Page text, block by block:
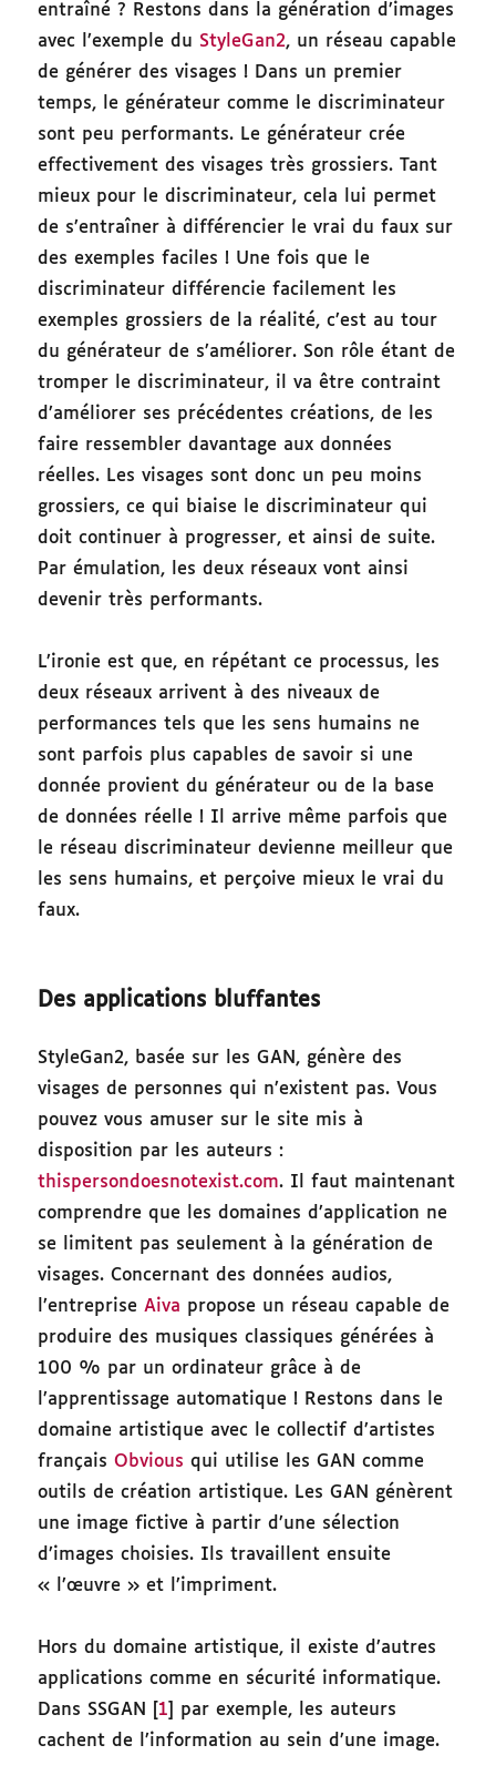
entraîné ? Restons dans la génération d’images
avec l’exemple du StyleGan2, un réseau capable
de générer des visages ! Dans un premier
temps, le générateur comme le discriminateur
sont peu performants. Le générateur crée
effectivement des visages très grossiers. Tant
mieux pour le discriminateur, cela lui permet
de s’entraîner à différencier le vrai du faux sur
des exemples faciles ! Une fois que le
discriminateur différencie facilement les
exemples grossiers de la réalité, c’est au tour
du générateur de s’améliorer. Son rôle étant de
tromper le discriminateur, il va être contraint
d’améliorer ses précédentes créations, de les
faire ressembler davantage aux données
réelles. Les visages sont donc un peu moins
grossiers, ce qui biaise le discriminateur qui
doit continuer à progresser, et ainsi de suite.
Par émulation, les deux réseaux vont ainsi
devenir très performants.
L’ironie est que, en répétant ce processus, les
deux réseaux arrivent à des niveaux de
performances tels que les sens humains ne
sont parfois plus capables de savoir si une
donnée provient du générateur ou de la base
de données réelle ! Il arrive même parfois que
le réseau discriminateur devienne meilleur que
les sens humains, et perçoive mieux le vrai du
faux.
Des applications bluffantes
StyleGan2, basée sur les GAN, génère des
visages de personnes qui n’existent pas. Vous
pouvez vous amuser sur le site mis à
disposition par les auteurs :
thispersondoesnotexist.com. Il faut maintenant
comprendre que les domaines d’application ne
se limitent pas seulement à la génération de
visages. Concernant des données audios,
l’entrepriseAiva propose un réseau capable de
produire des musiques classiques générées à
100 % par un ordinateur grâce à de
l’apprentissage automatique ! Restons dans le
domaine artistique avec le collectif d’artistes
françaisObvious qui utilise les GAN comme
outils de création artistique. Les GAN génèrent
une image fictive à partir d’une sélection
d’images choisies. Ils travaillent ensuite
« l’œuvre » et l’impriment.
Hors du domaine artistique, il existe d’autres
applications comme en sécurité informatique.
Dans SSGAN [ 1 ] par exemple, les auteurs
cachent de l’information au sein d’une image.